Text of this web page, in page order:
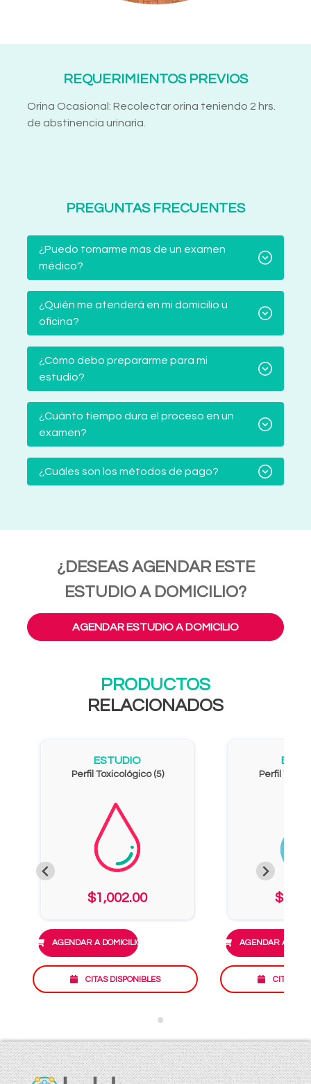
REQUERIMIENTOS PREVIOS
Orina Ocasional: Recolectar orina teniendo 2 hrs.
de abstinencia urinaria.
PREGUNTAS FRECUENTES
¿Puedo tomarme más de un examen
médico?
¿Quién me atenderá en mi domicilio u
oficina?
¿Cómo debo prepararme para mi
estudio?
¿Cuánto tiempo dura el proceso en un
examen?
¿Cuáles son los métodos de pago?
¿DESEAS AGENDAR ESTE
ESTUDIO A DOMICILIO?
AGENDAR ESTUDIO A DOMICILIO
PRODUCTOS
RELACIONADOS
ESTUDIO
Perfil Toxicológico (5)
$1,002.00
AGENDAR A DOMICILIO
CITAS DISPONIBLES
Perfil
AGENDAR A
CITAS